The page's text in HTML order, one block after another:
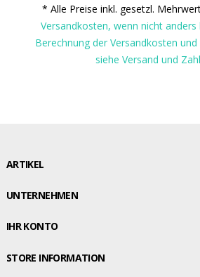
* Alle Preise inkl. gesetzl.
Versandkosten, wenn nicht anders
Berechnung der Versandkosten
siehe Versand und
ARTIKEL
UNTERNEHMEN
IHR KONTO
STORE INFORMATION